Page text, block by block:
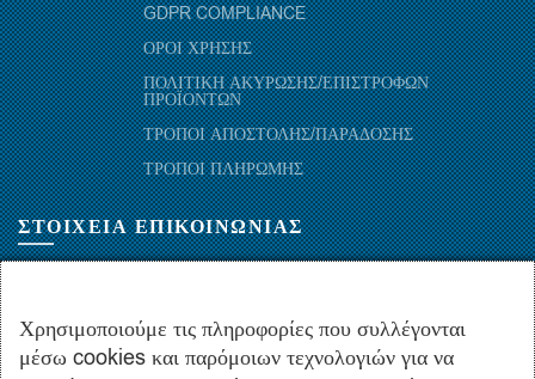
GDPR COMPLIANCE
ΟΡΟΙ ΧΡΗΣΗΣ
ΠΟΛΙΤΙΚΗ ΑΚΥΡΩΣΗΣ/ΕΠΙΣΤΡΟΦΩΝ
ΠΡΟΪΟΝΤΩΝ
ΤΡΟΠΟΙ ΑΠΟΣΤΟΛΗΣ/ΠΑΡΑΔΟΣΗΣ
ΤΡΟΠΟΙ ΠΛΗΡΩΜΗΣ
ΣΤΟΙΧΕΙΑ ΕΠΙΚΟΙΝΩΝΙΑΣ
+30.210-5143367,+30.210-5154659,+30.210-5147842
+30.210-5133976
Χρησιμοποιούμε τις πληροφορίες που συλλέγονται
μέσω cookies και παρόμοιων τεχνολογιών για να